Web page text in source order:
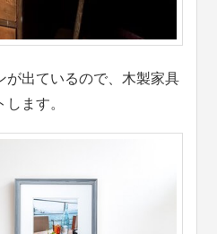
が出ているので、木製家具
ます。